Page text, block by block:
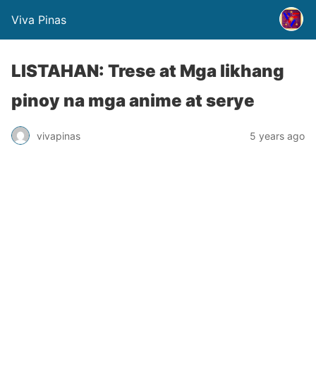
Viva Pinas
LISTAHAN: Trese at Mga likhang
pinoy na mga anime at serye
vivapinas 5 years ago